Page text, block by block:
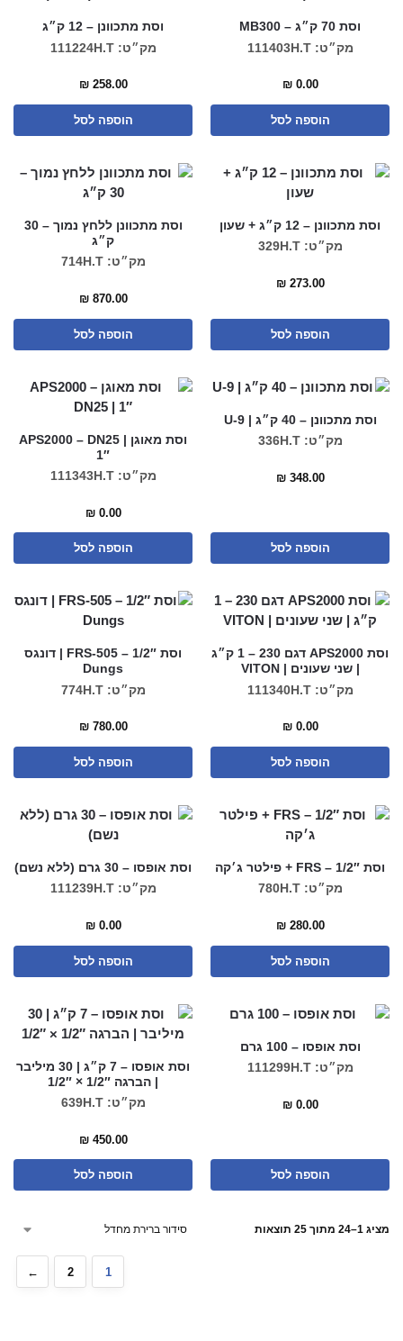
וסת 70 ק״ג – MB300
מק״ט: 111403H.T
₪0.00
הוספה לסל
וסת מתכוונן – 12 ק״ג
מק״ט: 111224H.T
₪258.00
הוספה לסל
וסת מתכוונן – 12 ק״ג + שעון
מק״ט: 329H.T
₪273.00
הוספה לסל
וסת מתכוונן ללחץ נמוך – 30
ק״ג
מק״ט: 714H.T
₪870.00
הוספה לסל
וסת מתכוונן – 40 ק״ג | U-9
מק״ט: 336H.T
₪348.00
הוספה לסל
וסת מאוגן APS2000 – DN25 |
1″
מק״ט: 111343H.T
₪0.00
הוספה לסל
וסת APS2000 דגם 230 – 1 ק״ג
| שני שעונים | VITON
מק״ט: 111340H.T
₪0.00
הוספה לסל
וסת FRS-505 – 1/2″ | דונגס
Dungs
מק״ט: 774H.T
₪780.00
הוספה לסל
וסת FRS – 1/2″ + פילטר ג׳קה
מק״ט: 780H.T
₪280.00
הוספה לסל
וסת אופסו – 30 גרם (ללא נשם)
מק״ט: 111239H.T
₪0.00
הוספה לסל
וסת אופסו – 100 גרם
מק״ט: 111299H.T
₪0.00
הוספה לסל
וסת אופסו – 7 ק״ג | 30 מיליבר
| הברגה 1/2″ × 1/2″
מק״ט: 639H.T
₪450.00
הוספה לסל
מציג 1–24 מתוך 25 תוצאות
1
2
←